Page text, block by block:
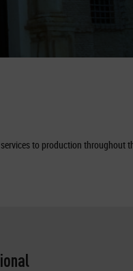
to production throughout